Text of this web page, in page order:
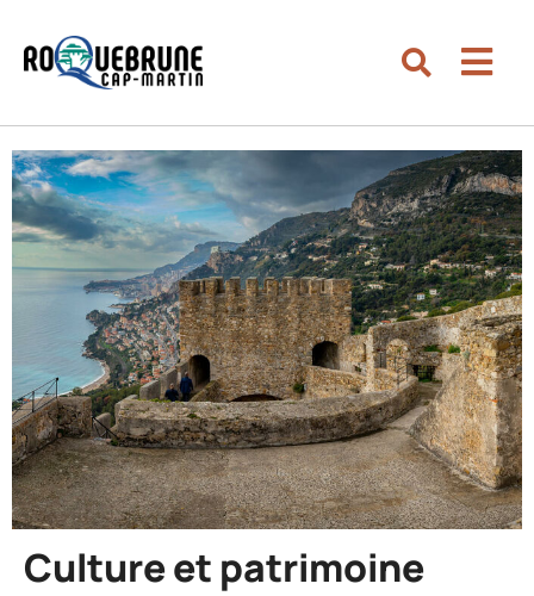
Aller à la recherche
Rechercher
Accueil
Mes
Culture et patrimoine